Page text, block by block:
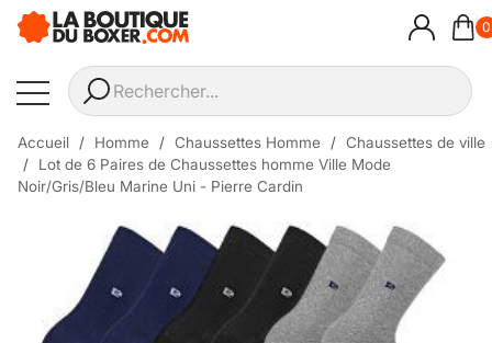
0
Accueil Homme Chaussettes Homme
Chaussettes de ville
Lot de 6 Paires de Chaussettes homme Ville Mode
Noir/Gris/Bleu Marine Uni - Pierre Cardin